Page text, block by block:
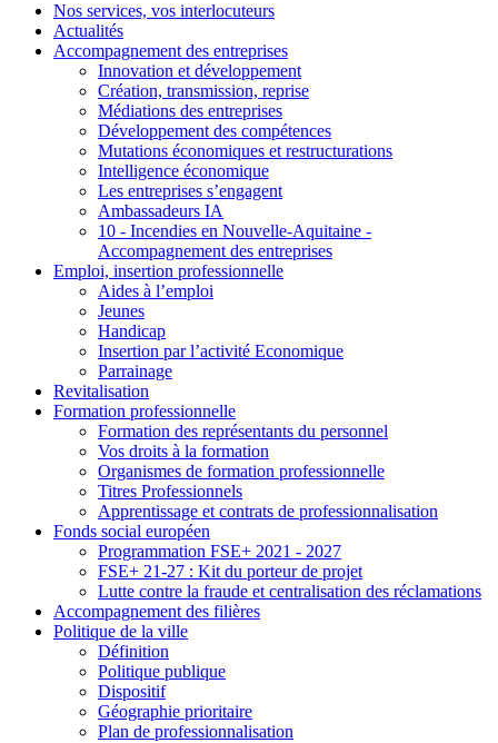
Nos services, vos interlocuteurs
Actualités
Accompagnement des entreprises
Innovation et développement
Création, transmission, reprise
Médiations des entreprises
Développement des compétences
Mutations économiques et restructurations
Intelligence économique
Les entreprises s’engagent
Ambassadeurs IA
10 - Incendies en Nouvelle-Aquitaine -
Accompagnement des entreprises
Emploi, insertion professionnelle
Aides à l’emploi
Jeunes
Handicap
Insertion par l’activité Economique
Parrainage
Revitalisation
Formation professionnelle
Formation des représentants du personnel
Vos droits à la formation
Organismes de formation professionnelle
Titres Professionnels
Apprentissage et contrats de professionnalisation
Fonds social européen
Programmation FSE+ 2021 - 2027
FSE+ 21-27 : Kit du porteur de projet
Lutte contre la fraude et centralisation des réclamations
Accompagnement des filières
Politique de la ville
Définition
Politique publique
Dispositif
Géographie prioritaire
Plan de professionnalisation